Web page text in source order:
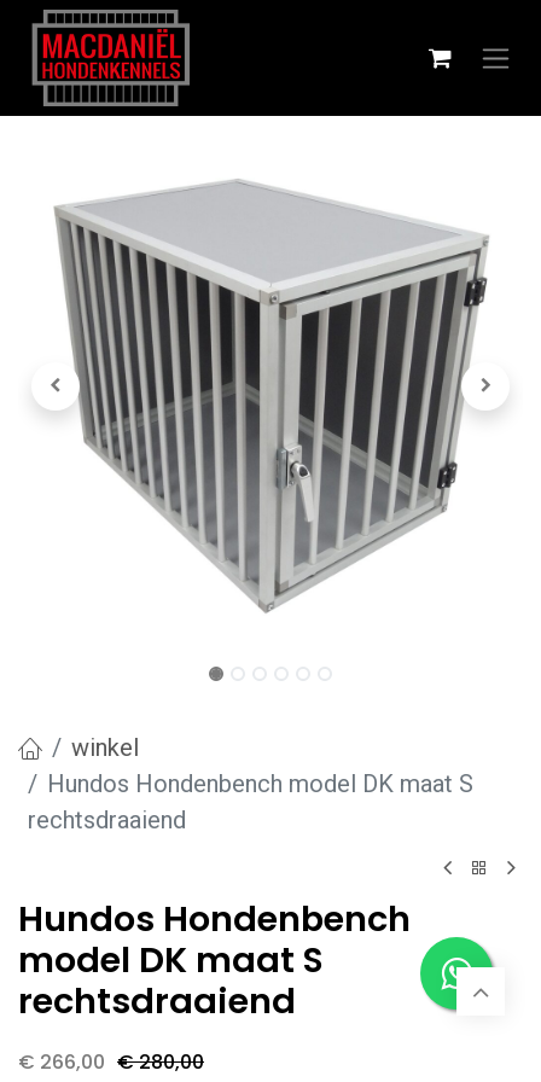
winkel
Hundos Hondenbench model DK maat S
rechtsdraaiend
Hundos Hondenbench
model DK maat S
rechtsdraaiend
€ 266,00 €280,00